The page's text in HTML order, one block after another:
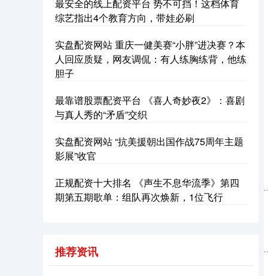
最安全的线上配资平台 势不可挡！这档体育
综艺指出4个教育方向，带娃必刷
实盘配资网站 重庆一健美赛“小胖”进决赛？本
人回应质疑，网友调侃：有人练胸练背，他练
胆子
最靠谱股票配资平台 《喜人奇妙夜2》：喜剧
与真人秀的“矛盾”交织
实盘配资网站 “抗美援朝出国作战75周年主题
影展”收官
正规配资十大排名 《声生不息华流季》第四
期第五期歌单：组队再次焕新，1位飞行
推荐资讯